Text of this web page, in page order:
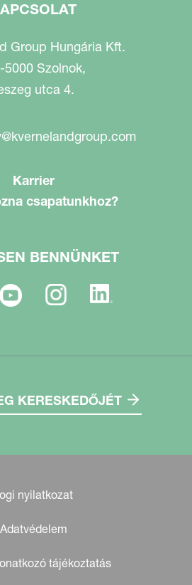
Group Hungária Kft.
5000 Szolnok,
utca 4.
Karrier
csapatunkhoz?
BENNÜNKET
KERESKEDŐJÉT
nyilatkozat
Adatvédelem
tájékoztatás